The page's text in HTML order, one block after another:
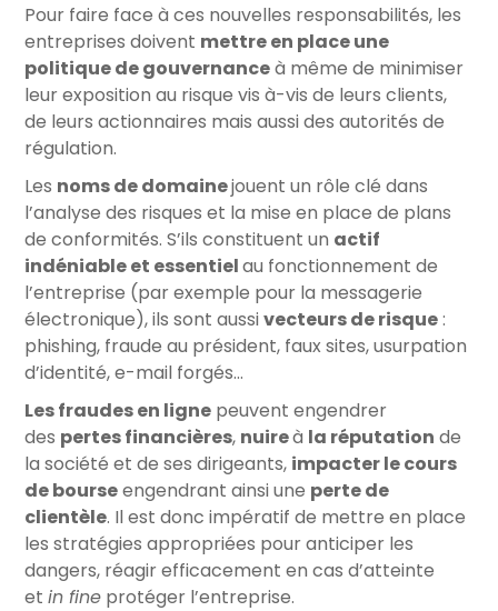
Pour faire face à ces nouvelles responsabilités, les
entreprises doivent mettre en place une
politique de gouvernanceà même de minimiser
leur exposition au risque vis à-vis de leurs clients,
de leurs actionnaires mais aussi des autorités de
régulation.
Les noms de domainejouent un rôle clé dans
l’analyse des risques et la mise en place de plans
de conformités. S’ils constituent un actif
indéniable et essentielau fonctionnement de
l’entreprise (par exemple pour la messagerie
électronique), ils sont aussivecteurs de risque:
phishing, fraude au président, faux sites, usurpation
d’identité, e-mail forgés…
Les fraudes en ligne peuvent engendrer
des pertes financières, nuireà la réputation de
la société et de ses dirigeants, impacter le cours
de bourseengendrant ainsi une perte de
clientèle. Il est donc impératif de mettre en place
les stratégies appropriées pour anticiper les
dangers, réagir efficacement en cas d’atteinte
etin fine protéger l’entreprise.